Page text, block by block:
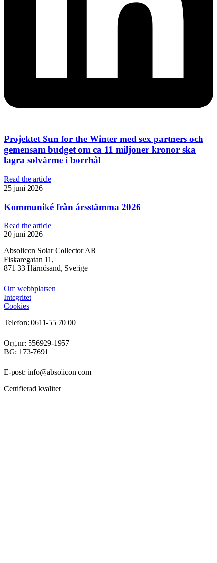
Projektet Sun for the Winter med sex partners och
gemensam budget om ca 11 miljoner kronor ska
lagra solvärme i borrhål
Read the article
25 juni 2026
Kommuniké från årsstämma 2026
Read the article
20 juni 2026
Absolicon Solar Collector AB
Fiskaregatan 11,
871 33 Härnösand, Sverige
Om webbplatsen
Integritet
Cookies
Telefon: 0611-55 70 00
Org.nr: 556929-1957
BG: 173-7691
E-post: info@absolicon.com
Certifierad kvalitet